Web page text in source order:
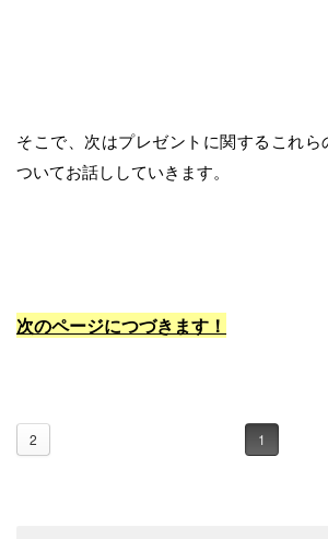
そこで、次はプレゼントに関するこれら
ついてお話ししていきます。
次のページにつづきます！
1
2